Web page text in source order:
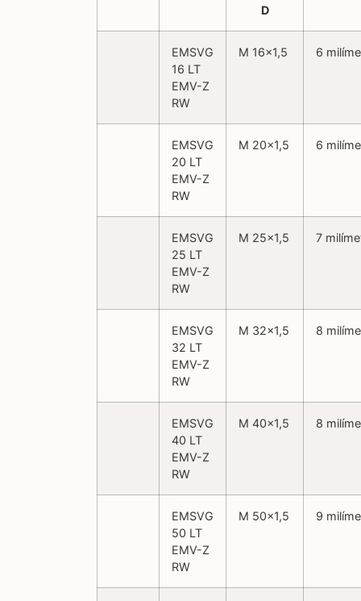
EMSVG
16 LT
EMV-Z
RW
M 16×1,5 6
EMSVG
20 LT
EMV-Z
RW
M 20×1,5 6
EMSVG
25 LT
EMV-Z
RW
M 25×1,5 7
EMSVG
32 LT
EMV-Z
RW
M 32×1,5 8
EMSVG
40 LT
EMV-Z
RW
M 40×1,5 8
EMSVG
50 LT
EMV-Z
RW
M 50×1,5 9